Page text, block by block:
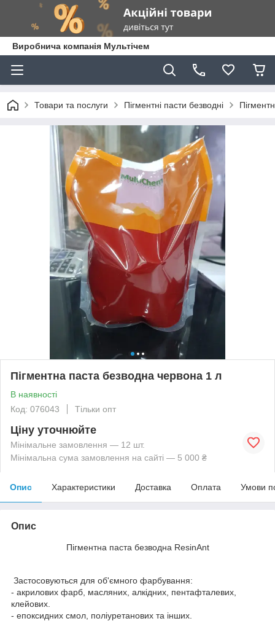
Виробнича компанія Мультічем
Товари та послуги Пігментні пасти безводні
Пігментна паста безводна червона 1 л
В наявності
Код: 076043
Тільки опт
Ціну уточнюйте
Мінімальне замовлення — 12 шт.
Мінімальна сума замовлення на сайті — 5 000 ₴
Опис Характеристики Доставка Оплата Умови
Опис
Пігментна паста безводна ResinAnt
Застосовуються для об'ємного фарбування:
- акрилових фарб, масляних, алкідних, пентафталевих,
клейових.
- епоксидних смол, поліуретанових та інших.